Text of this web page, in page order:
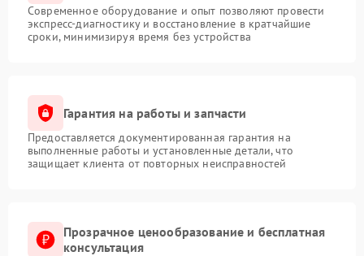
Современное оборудование и опыт позволяют провести
экспресс-диагностику и восстановление в кратчайшие
сроки, минимизируя время без устройства
Гарантия на работы и запчасти
Предоставляется документированная гарантия на
выполненные работы и установленные детали, что
защищает клиента от повторных неисправностей
Прозрачное ценообразование и бесплатная
консультация